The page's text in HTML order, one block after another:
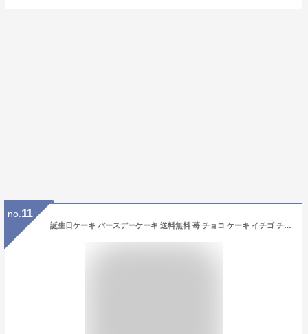
no. 11
誕生日ケーキ バースデーケーキ 送料無料 苺 チョコ ケーキ イチゴ チョコレート いちご ショートケーキ 4号 チョコケーキ 苺ケーキ チョコレートケーキ 高級 おしゃれ デザート スイーツ 誕生日プレゼント 大人 子供 かわいい 人気 贈り物 お取り寄せ 冷凍配送 あす楽